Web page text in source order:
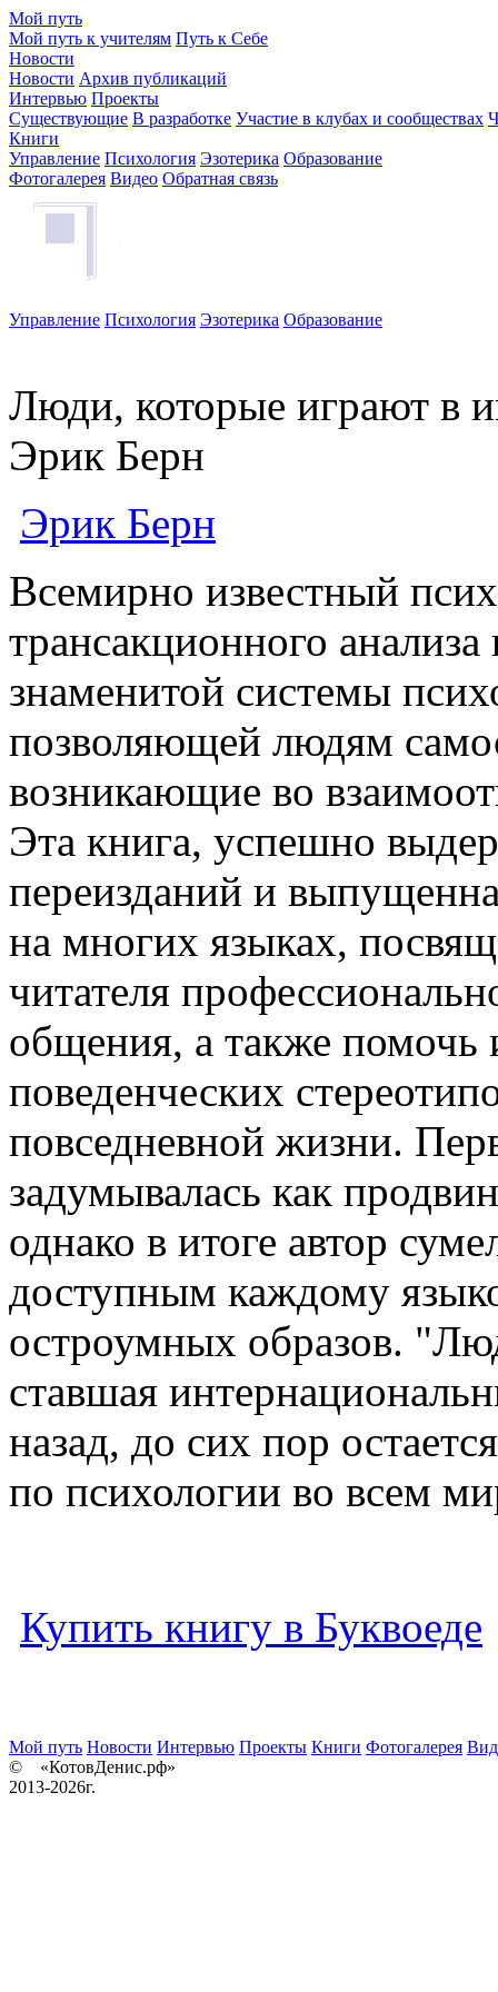
Мой путь
Мой путь к учителям Путь к Себе
Новости
Новости Архив публикаций
Интервью Проекты
Существующие В разработке Участие в клубах и сообществах
Книги
Управление Психология Эзотерика Образование
Фотогалерея Видео Обратная связь
Управление Психология Эзотерика Образование
Люди, которые играют в
Эрик Берн
Эрик Берн
Всемирно известный
трансакционного
знаменитой системы
позволяющей людям
возникающие во
Эта книга, успешно
переизданий и
на многих языках,
читателя
общения, а также помочь
поведенческих
повседневной жизни.
задумывалась как
однако в итоге автор
доступным каждому
остроумных образов.
ставшая
назад, до сих пор
по психологии во всем
Купить книгу в Буквоеде
Мой путь Новости Интервью Проекты Книги Фотогалерея
© «КотовДенис.рф»
2013-2026г.